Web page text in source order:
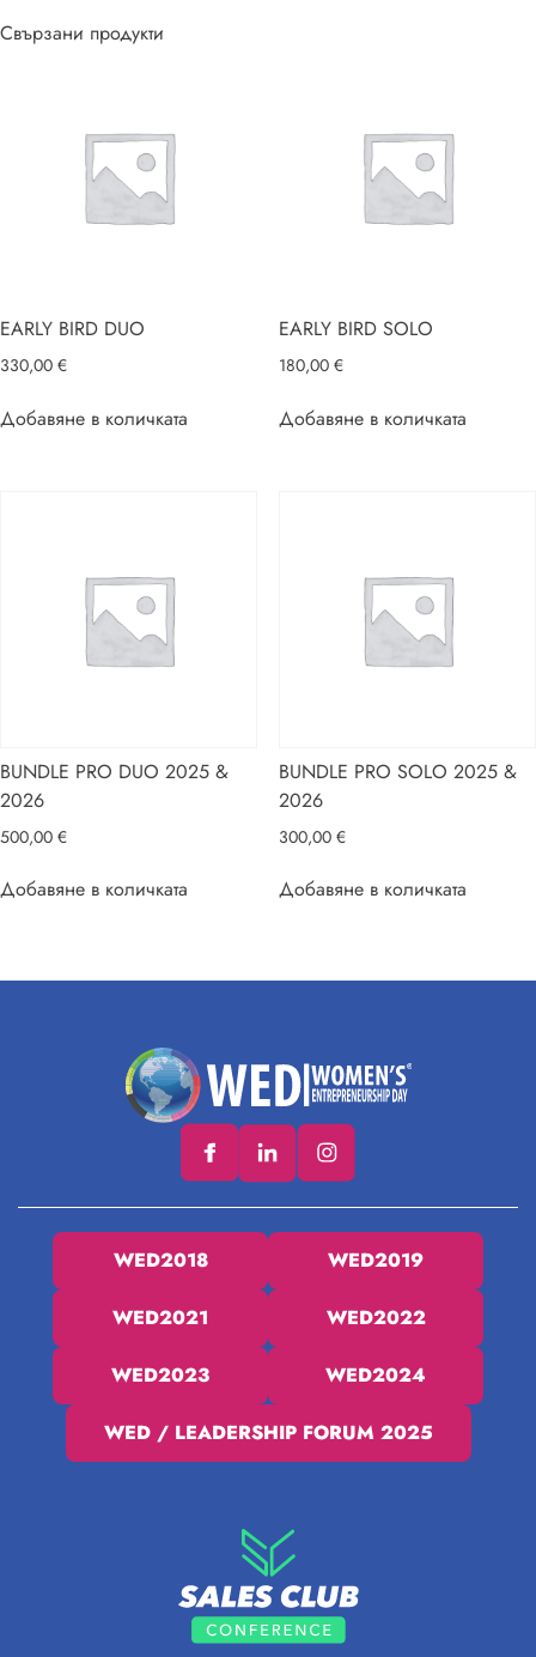
Свързани продукти
EARLY BIRD DUO
330,00 €
Добавяне в количката
EARLY BIRD SOLO
180,00 €
Добавяне в количката
BUNDLE PRO DUO 2025 &
2026
500,00 €
Добавяне в количката
BUNDLE PRO SOLO 2025 &
2026
300,00 €
Добавяне в количката
WED2018 WED2019
WED2021 WED2022
WED2023 WED2024
WED / LEADERSHIP FORUM 2025